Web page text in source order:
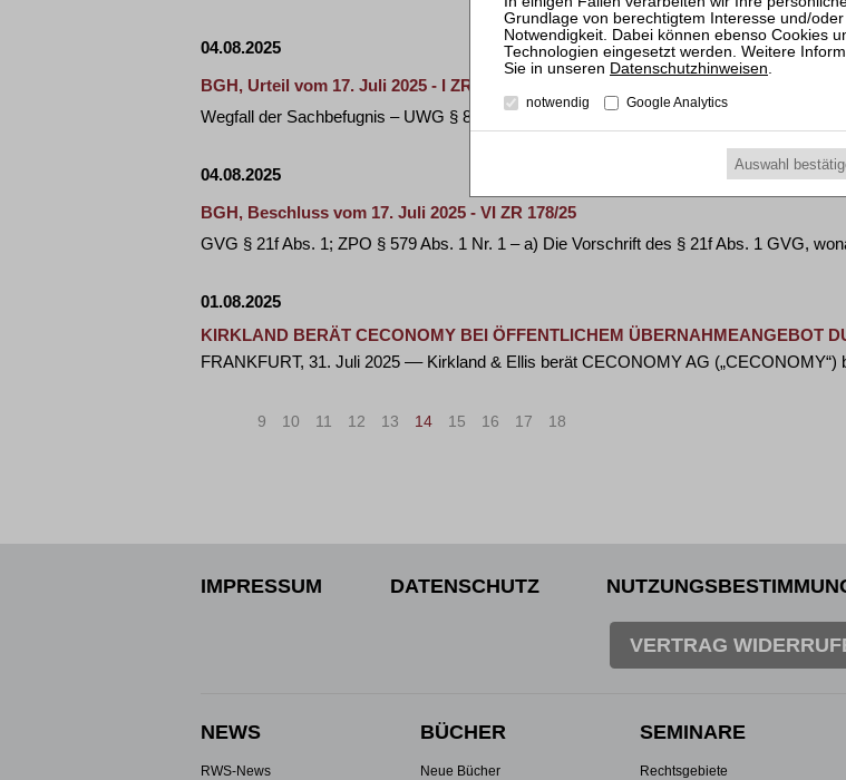
04.08.2025
BGH, Urteil vom 17. Juli 2025 - I ZR 243/24
Wegfall der Sachbefugnis – UWG § 8 Abs. 3 Nr. 2, § 15a Abs. 1; ZPO § 767
04.08.2025
BGH, Beschluss vom 17. Juli 2025 - VI ZR 178/25
GVG § 21f Abs. 1; ZPO § 579 Abs. 1 Nr. 1 – a) Die Vorschrift des § 21f Abs. 1 GVG,
01.08.2025
KIRKLAND BERÄT CECONOMY BEI ÖFFENTLICHEM ÜBERNAHMEANGEBOT
FRANKFURT, 31. Juli 2025 –– Kirkland & Ellis berät CECONOMY AG
9 10 11 12 13 14 15 16 17 18
IMPRESSUM DATENSCHUTZ
VERTRAG
NEWS
RWS-News
BÜCHER
Neue Bücher
SEMINARE
Rechtsgebiete
Datenschutzhinweisen
notwendig Google Analytics
Auswahl